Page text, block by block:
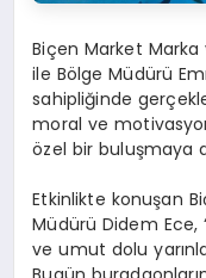
Biçen Market
ile Bölge Müdürü
sahipliğinde
moral ve
özel bir buluşmaya
Etkinlikte konuşan
Müdürü Didem Ece,
ve umut dolu